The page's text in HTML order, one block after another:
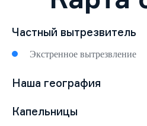
Контакты
Лицензия клиники:
Л041-01050-
Щёлкино, 138, Щёлкино
контактного центра)
+7 967 555 74 21
Частный вытрезвитель
Экстренное вытрезвление
Наша география
Капельницы